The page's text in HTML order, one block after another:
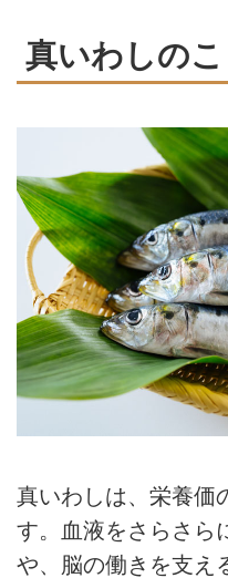
真いわしのこ
真いわしは、栄養価
す。血液をさらさら
や、脳の働きを支え